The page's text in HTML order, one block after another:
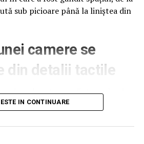
sub picioare până la liniștea din
camere se
din detalii tactile
este una dintre primele
le are un oaspete atunci când
Textura și moliciunea potrivite,
IN CONTINUARE